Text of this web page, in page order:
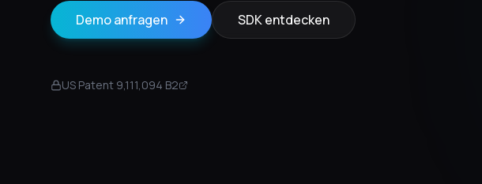
Demo anfragen SDK entdecken
US Patent 9,111,094 B2